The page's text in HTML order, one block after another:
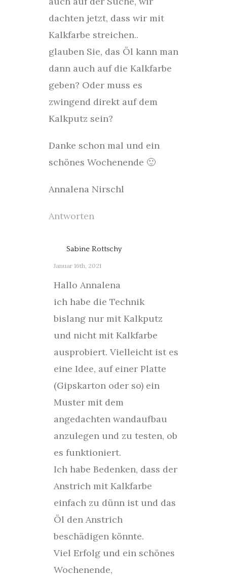
dachten jetzt, dass wir mit
Kalkfarbe streichen..
glauben Sie, das Öl kann man
dann auch auf die Kalkfarbe
geben? Oder muss es
zwingend direkt auf dem
Kalkputz sein?
Danke schon mal und ein
schönes Wochenende 🙂
Annalena Nirschl
Antworten
Sabine Rottschy
Januar 16th, 2021
Hallo Annalena
ich habe die Technik
bislang nur mit Kalkputz
und nicht mit Kalkfarbe
ausprobiert. Vielleicht ist es
eine Idee, auf einer Platte
(Gipskarton oder so) ein
Muster mit dem
angedachten wandaufbau
anzulegen und zu testen, ob
es funktioniert.
Ich habe Bedenken, dass der
Anstrich mit Kalkfarbe
einfach zu dünn ist und das
Öl den Anstrich
beschädigen könnte.
Viel Erfolg und ein schönes
Wochenende,